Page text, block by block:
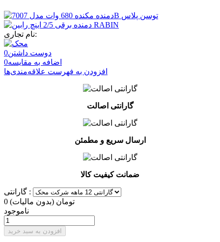
نام تجاری:
دوست داشتن0
اضافه به مقایسه0
افزودن به فهرست علاقه‌مندی‌ها
گارانتی اصالت
ارسال سریع و مطمئن
ضمانت کیفیت کالا
گارانتی :
0 تومان (بدون مالیات)
ناموجود
افزودن به سبد خرید